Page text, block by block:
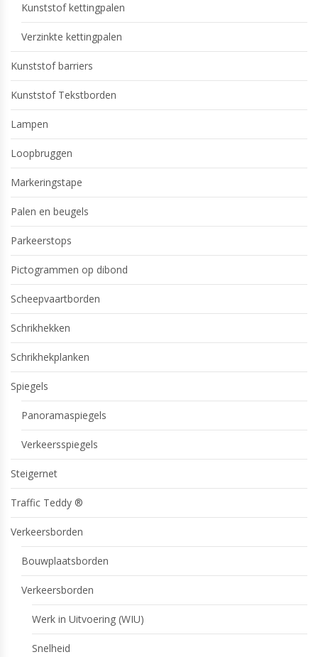
Kunststof kettingpalen
Verzinkte kettingpalen
Kunststof barriers
Kunststof Tekstborden
Lampen
Loopbruggen
Markeringstape
Palen en beugels
Parkeerstops
Pictogrammen op dibond
Scheepvaartborden
Schrikhekken
Schrikhekplanken
Spiegels
Panoramaspiegels
Verkeersspiegels
Steigernet
Traffic Teddy ®
Verkeersborden
Bouwplaatsborden
Verkeersborden
Werk in Uitvoering (WIU)
Snelheid